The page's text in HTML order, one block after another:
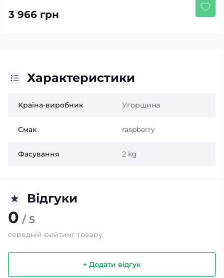
3 966 грн
Характеристики
Країна-виробник Угорщина
Смак raspberry
Фасування 2 kg
Відгуки
0 / 5
середній рейтинг товару
+ Додати відгук